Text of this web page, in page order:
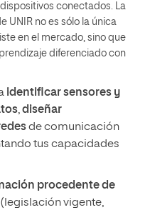
conectados. La
UNIR no es sólo la única
en el mercado, sino que
diferenciado con
identificar sensores y
,diseñar
de comunicación
tus capacidades
procedente de
(legislación vigente,